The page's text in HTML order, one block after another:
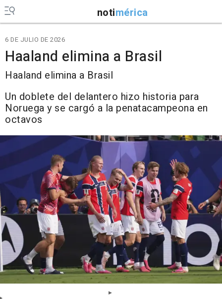
notimérica
6 DE JULIO DE 2026
Haaland elimina a Brasil
Haaland elimina a Brasil
Un doblete del delantero hizo historia para
Noruega y se cargó a la penatacampeona en
octavos